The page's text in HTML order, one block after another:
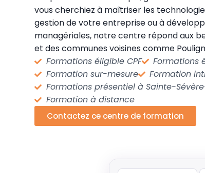
vous cherchiez à maîtriser les
gestion de votre entreprise ou à
managériales, notre centre répond aux
et des communes voisines comme
Formations éligible CPF
Formations
Formation sur-mesure
Formation
Formations présentiel à Sainte-
Formation à distance
Contactez ce centre de formation